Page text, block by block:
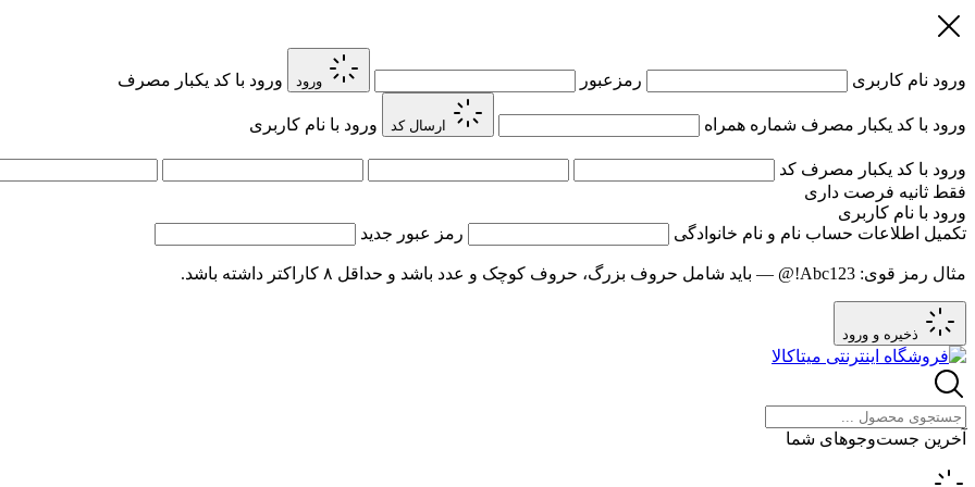
ورود نام کاربری رمزعبور ورود ورود با کد یکبار مصرف
ورود با کد یکبار مصرف شماره همراه ارسال کد ورود با نام کاربری
ورود با کد یکبار مصرف کد
فقط ثانیه فرصت داری
ورود با نام کاربری
تکمیل اطلاعات حساب نام و نام خانوادگی رمز عبور جدید
مثال رمز قوی: Abc123!@ — باید شامل حروف بزرگ، حروف کوچک و عدد باشد و حداقل ۸ کاراکتر داشته باشد.
ذخیره و ورود
آخرین جست‌وجوهای شما